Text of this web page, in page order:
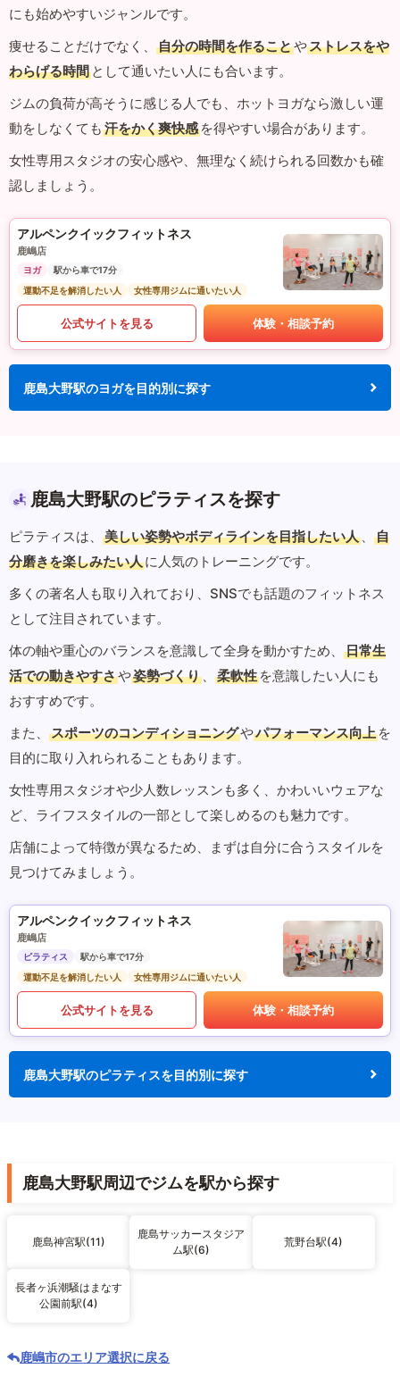
にも始めやすいジャンルです。
痩せることだけでなく、
自分の時間を作ることやストレスをや
わらげる時間 として通いたい人にも合います。
ジムの負荷が高そうに感じる人でも、ホットヨガなら激しい運
動をしなくても 汗をかく爽快感 を得やすい場合があります。
女性専用スタジオの安心感や、無理なく続けられる回数かも確
認しましょう。
アルペンクイックフィットネス
鹿嶋店
ヨガ
駅から車で17分
運動不足を解消したい人
女性専用ジムに通いたい人
公式サイトを見る 体験・相談予約
鹿島大野駅のヨガを目的別に探す
鹿島大野駅のピラティスを探す
ピラティスは、 美しい姿勢やボディラインを目指したい人 、
自
分磨きを楽しみたい人に人気のトレーニングです。
多くの著名人も取り入れており、SNSでも話題のフィットネス
として注目されています。
体の軸や重心のバランスを意識して全身を動かすため、
日常生
活での動きやすさや姿勢づくり 、 柔軟性 を意識したい人にも
おすすめです。
また、
スポーツのコンディショニングやパフォーマンス向上 を
目的に取り入れられることもあります。
女性専用スタジオや少人数レッスンも多く、かわいいウェアな
ど、ライフスタイルの一部として楽しめるのも魅力です。
店舗によって特徴が異なるため、まずは自分に合うスタイルを
見つけてみましょう。
アルペンクイックフィットネス
鹿嶋店
ピラティス
駅から車で17分
運動不足を解消したい人
女性専用ジムに通いたい人
公式サイトを見る 体験・相談予約
鹿島大野駅のピラティスを目的別に探す
鹿島大野駅周辺でジムを駅から探す
鹿島神宮駅(11)
鹿島サッカースタジア
ム駅(6)
荒野台駅(4)
長者ヶ浜潮騒はまなす
公園前駅(4)
鹿嶋市のエリア選択に戻る